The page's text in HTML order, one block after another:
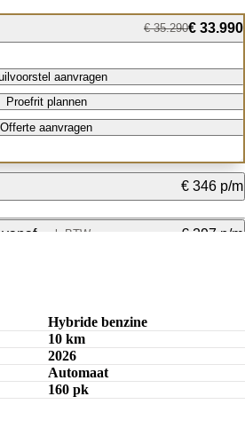
€ 35.290€ 33.990
aanvragen
Proefrit plannen
Offerte aanvragen
€ 346 p/m
mijn maandbedrag
excl. BTW € 297 p/m
Hybride benzine
10 km
2026
Automaat
160 pk